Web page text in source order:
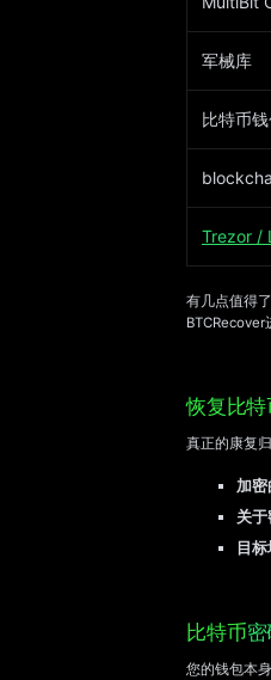
军械库
比特币
Trezor /
有几点值得
BTCRecover
恢复比
真正的康复
加密
关
目标
比特币
您的钱包本